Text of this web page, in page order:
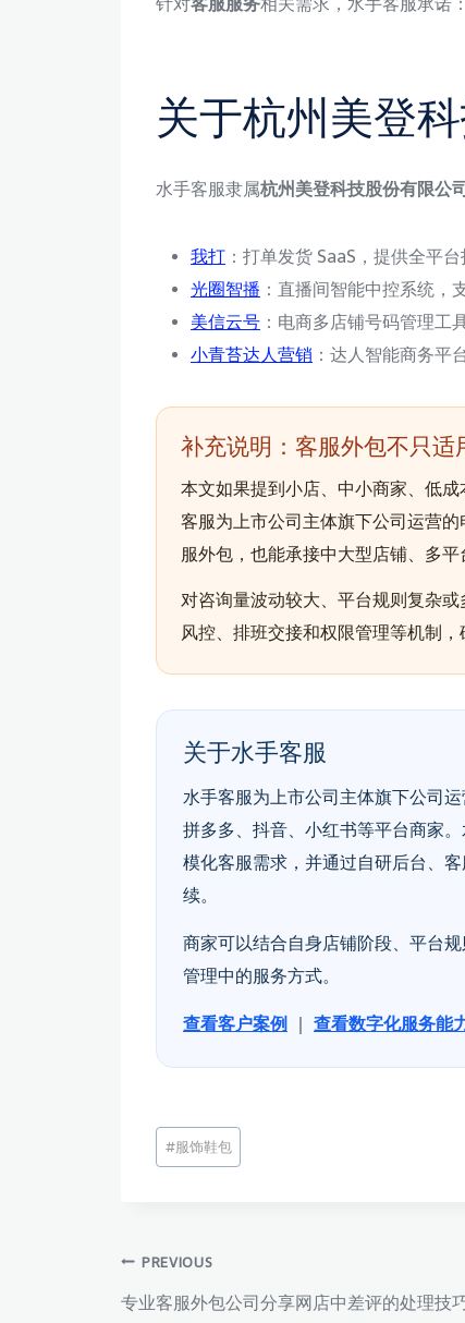
关于杭州美登
水手客服隶属杭州美登科技股份有限公司
我打 ：打单发货 SaaS，提供全平
光圈智播 ：直播间智能中控系统，
美信云号 ：电商多店铺号码管理工
小青苔达人营销 ：达人智能商务平
补充说明：客服外包不只适
本文如果提到小店、中小商家、低
客服为上市公司主体旗下公司运营
服外包，也能承接中大型店铺、多
对咨询量波动较大、平台规则复杂
风控、排班交接和权限管理等机制
关于水手客服
水手客服为上市公司主体旗下公司
拼多多、抖音、小红书等平台商家
模化客服需求，并通过自研后台、
续。
商家可以结合自身店铺阶段、平台
管理中的服务方式。
查看客户案例 ｜ 查看数字化服务能
文
章
#服饰鞋包
文PREVIOUS
专业客服外包公司分享网店中差评的处理技